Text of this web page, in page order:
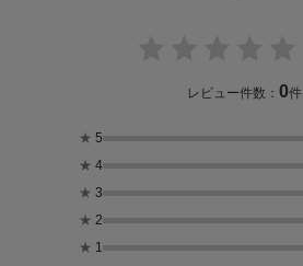
レビュー件数：0件
★ 5
★ 4
★ 3
★ 2
★ 1